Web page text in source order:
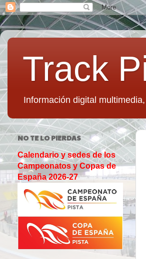
Track
Información digital
NO TE LO PIERDAS
Calendario y sedes de los
Campeonatos y Copas de
España 2026-27